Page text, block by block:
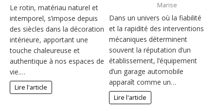
Le rotin, matériau naturel et
intemporel, s’impose depuis
des siècles dans la décoration
intérieure, apportant une
touche chaleureuse et
authentique à nos espaces de
vie.…
Lire l'article
Marise
Dans un univers où la fiabilité
et la rapidité des interventions
mécaniques déterminent
souvent la réputation d’un
établissement, l’équipement
d’un garage automobile
apparaît comme un…
Lire l'article